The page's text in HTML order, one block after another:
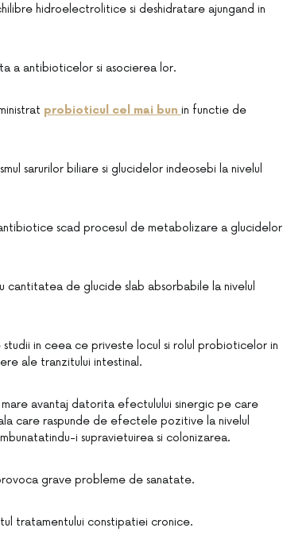
hidroelectrolitice si deshidratare ajungand in
a antibioticelor si asocierea lor.
probioticul cel mai bun in functie de
sarurilor biliare si glucidelor indeosebi la nivelul
scad procesul de metabolizare a glucidelor
de glucide slab absorbabile la nivelul
in ceea ce priveste locul si rolul probioticelor in
ale tranzitului intestinal.
avantaj datorita efectulului sinergic pe care
care raspunde de efectele pozitive la nivelul
i supravietuirea si colonizarea.
grave probleme de sanatate.
tratamentului constipatiei cronice.